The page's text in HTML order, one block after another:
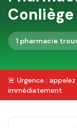
Conliège
1 pharmacie
🚨 Urgence : appelez
immédiatement